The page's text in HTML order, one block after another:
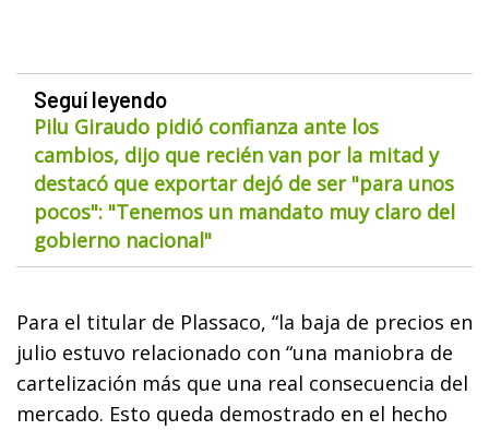
Seguí leyendo
Pilu Giraudo pidió confianza ante los
cambios, dijo que recién van por la mitad y
destacó que exportar dejó de ser "para unos
pocos": "Tenemos un mandato muy claro del
gobierno nacional"
Para el titular de Plassaco, “la baja de precios en
julio estuvo relacionado con “una maniobra de
cartelización más que una real consecuencia del
mercado. Esto queda demostrado en el hecho